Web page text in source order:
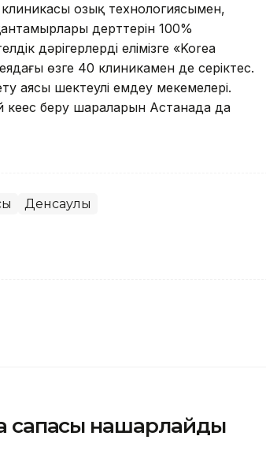
озық технологиясымен,
дерттерін 100%
дәрігерлерді елімізге «Korea
өзге 40 клиникамен де серіктес.
аясы шектеулі емдеу мекемелері.
кеңес беру шараларын Астанада да
Денсаулық
сапасы нашарлайды